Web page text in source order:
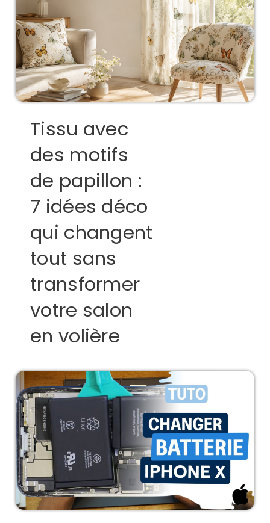
Tissu avec
des motifs
de papillon :
7 idées déco
qui changent
tout sans
transformer
votre salon
en volière